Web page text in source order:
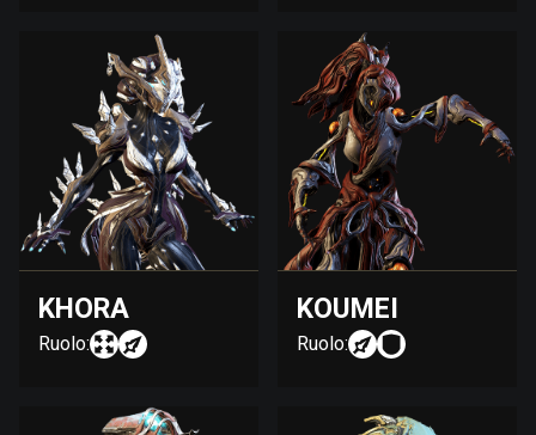
KHORA
Ruolo:
KOUMEI
Ruolo: